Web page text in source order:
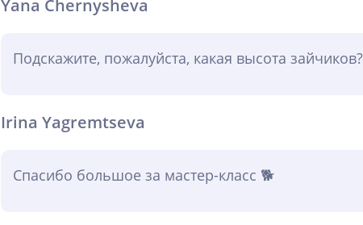
Yana Chernysheva
Подскажите, пожалуйста, какая высота зайчиков?
Irina Yagremtseva
Спасибо большое за мастер-класс 🐕